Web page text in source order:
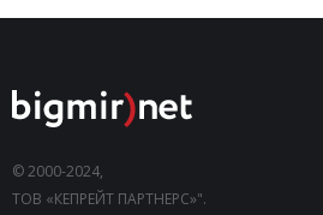
© 2000-2024,
ТОВ «КЕПРЕЙТ ПАРТНЕРС»".